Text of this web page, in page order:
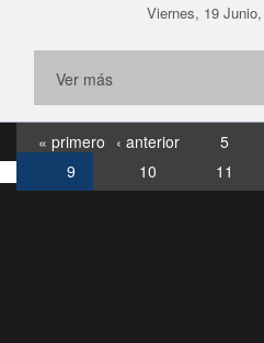
Viernes, 19
Ver más
« primero ‹ anterior 5
9
10 11